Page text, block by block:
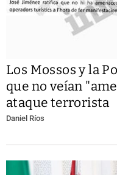
Los Mossos y la
que no veían
ataque terrorista
Daniel Ríos